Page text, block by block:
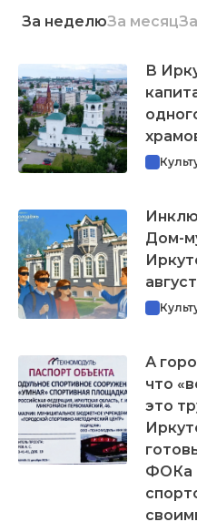
За неделюЗа месяц
В
Дом-
А
что
это
ФОКа